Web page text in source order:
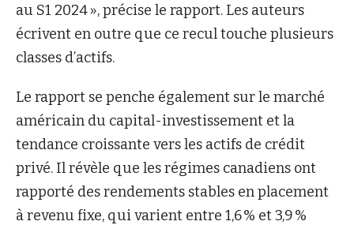
au S1 2024 », précise le rapport. Les auteurs
écrivent en outre que ce recul touche plusieurs
classes d’actifs.
Le rapport se penche également sur le marché
américain du capital-investissement et la
tendance croissante vers les actifs de crédit
privé. Il révèle que les régimes canadiens ont
rapporté des rendements stables en placement
à revenu fixe, qui varient entre 1,6 % et 3,9 %